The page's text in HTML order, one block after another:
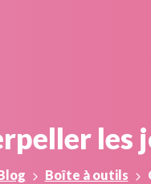
les
Boîte à outils